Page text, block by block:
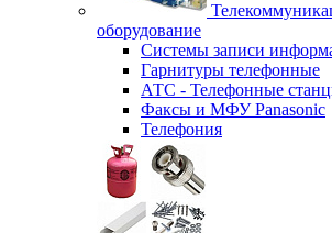
оборудование
Системы записи
Гарнитуры телефонные
АТС - Телефонные
Факсы и МФУ Panasonic
Телефония